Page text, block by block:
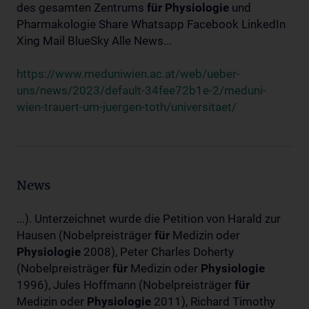
des gesamten Zentrums für Physiologie und
Pharmakologie Share Whatsapp Facebook LinkedIn
Xing Mail BlueSky Alle News...
https://www.meduniwien.ac.at/web/ueber-
uns/news/2023/default-34fee72b1e-2/meduni-
wien-trauert-um-juergen-toth/universitaet/
News
...). Unterzeichnet wurde die Petition von Harald zur
Hausen (Nobelpreisträger für Medizin oder
Physiologie 2008), Peter Charles Doherty
(Nobelpreisträger für Medizin oder Physiologie
1996), Jules Hoffmann (Nobelpreisträger für
Medizin oder Physiologie 2011), Richard Timothy